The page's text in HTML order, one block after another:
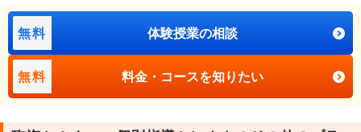
無料 体験授業の相談
無料 料金・コースを知りたい